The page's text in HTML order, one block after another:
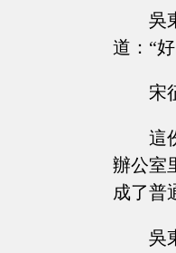
吳
道：“
宋
這
辦公室
成了普
吳